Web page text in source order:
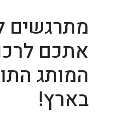
מתרגשים
אתכם
המותג
בארץ!